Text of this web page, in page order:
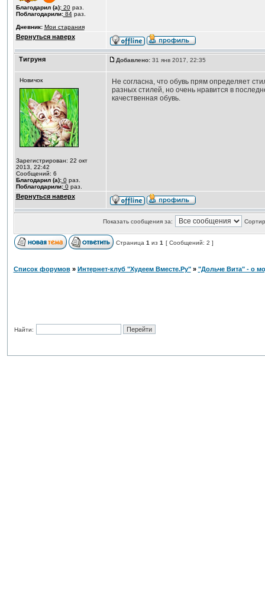
Благодарил (а):20раз.
Поблагодарили:84раз.
Дневник: Мои старания
Вернуться наверх
Тигруня Добавлено:31 янв 2017, 22:35
Новичок
Зарегистрирован: 22 окт
2013, 22:42
Сообщений: 6
Благодарил (а):0раз.
Поблагодарили:0раз.
Не согласна, что обувь прям определяет
разных стилей, но очень нравится в
качественная обувь.
Вернуться наверх
Показать сообщения за:
Страница 1 из 1 [ Сообщений: 2 ]
Список форумов» Интернет-клуб "Худеем Вместе.Ру"» "Дольче Вита" - о
Найти: